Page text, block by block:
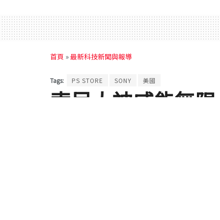
首頁 »最新科技新聞與報導
Tags: PS STORE SONY 美國
索尼大神威能無